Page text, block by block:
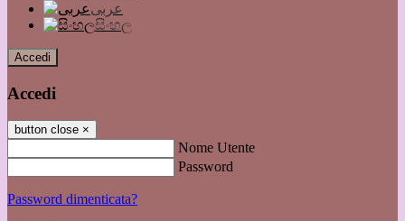
عربى
සිංහල
Accedi
Accedi
button close ×
Nome Utente
Password
Password dimenticata?